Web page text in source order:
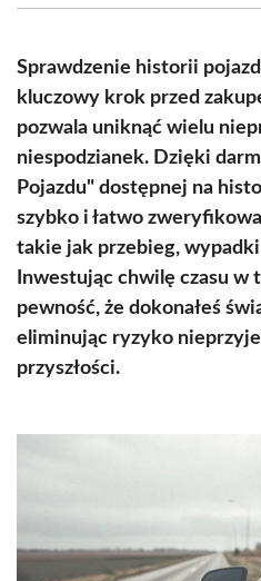
(Twitter)
Sprawdzenie historii
kluczowy krok przed
pozwala uniknąć wielu
niespodzianek. Dzięki
Pojazdu" dostępnej na
szybko i łatwo
takie jak przebieg,
Inwestując chwilę czasu
pewność, że dokonałeś
eliminując ryzyko
przyszłości.